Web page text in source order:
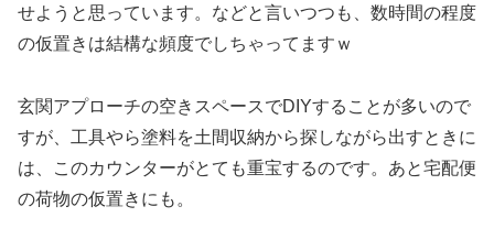
せようと思っています。などと言いつつも、数時間の程度
の仮置きは結構な頻度でしちゃってますｗ
玄関アプローチの空きスペースでDIYすることが多いので
すが、工具やら塗料を土間収納から探しながら出すときに
は、このカウンターがとても重宝するのです。あと宅配便
の荷物の仮置きにも。